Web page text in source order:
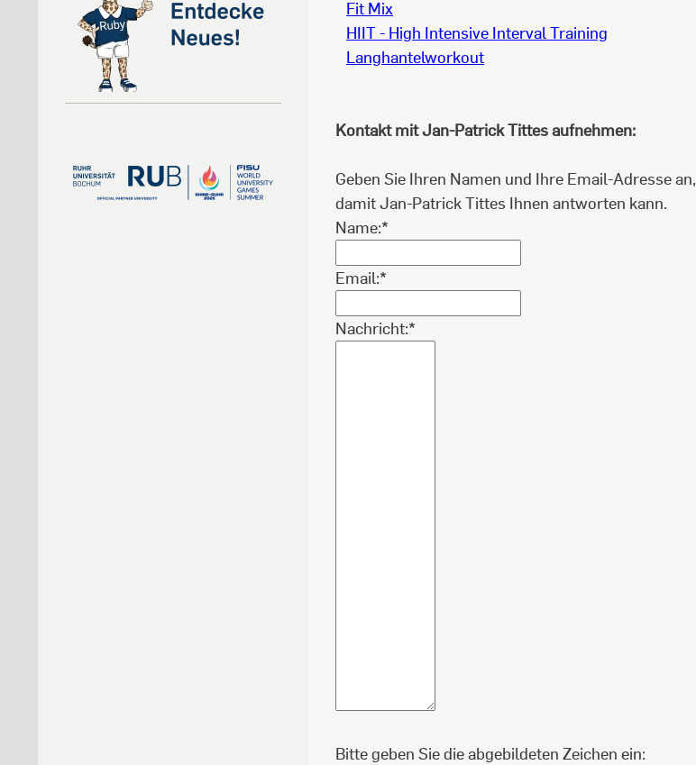
Fit Mix
HIIT - High Intensive Interval Training
Langhantelworkout
Kontakt mit Jan-Patrick Tittes aufnehmen:
Geben Sie Ihren Namen und Ihre Email-Adresse an,
damit Jan-Patrick Tittes Ihnen antworten kann.
Name:*
Email:*
Nachricht:*
Bitte geben Sie die abgebildeten Zeichen ein: